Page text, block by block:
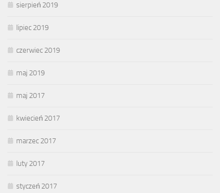
sierpień 2019
lipiec 2019
czerwiec 2019
maj 2019
maj 2017
kwiecień 2017
marzec 2017
luty 2017
styczeń 2017